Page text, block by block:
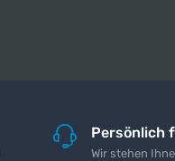
Persönlich
Wir stehen